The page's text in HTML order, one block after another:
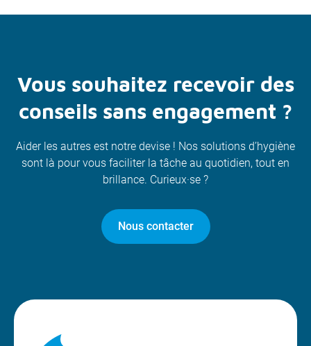
Vous souhaitez recevoir des
conseils sans engagement ?
Aider les autres est notre devise ! Nos solutions d’hygiène
sont là pour vous faciliter la tâche au quotidien, tout en
brillance. Curieux·se ?
Nous contacter